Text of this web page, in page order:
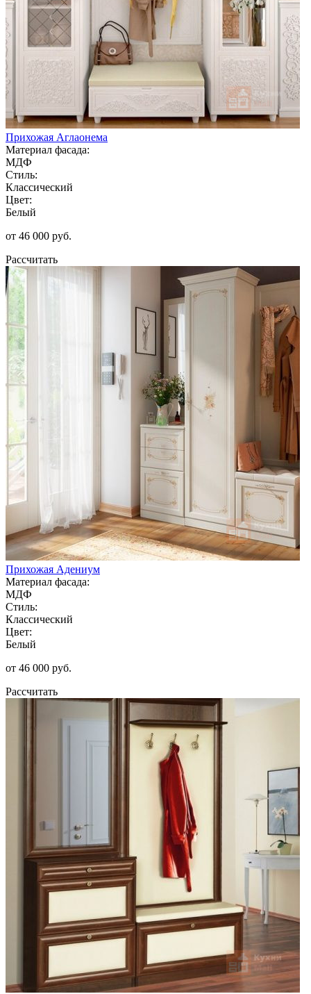
Прихожая Аглаонема
Материал фасада:
МДФ
Стиль:
Классический
Цвет:
Белый
от 46 000 руб.
Рассчитать
Прихожая Адениум
Материал фасада:
МДФ
Стиль:
Классический
Цвет:
Белый
от 46 000 руб.
Рассчитать